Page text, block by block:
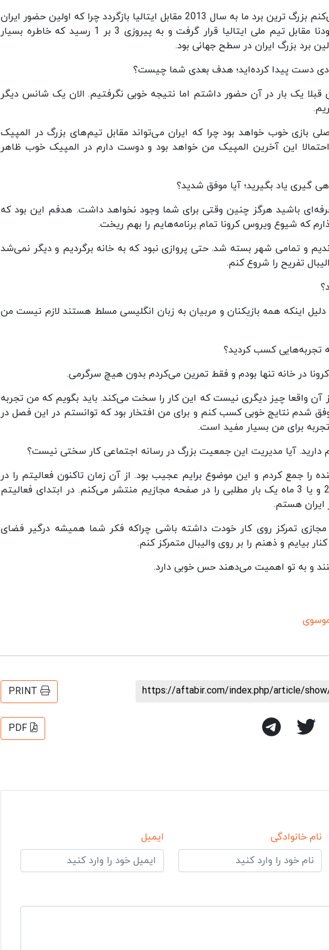
نام بردن تنها یک مورد سخت است. فکر می‌کنم بزرگ ترین برد ما به سال 2013 مقابل ایتالیا بازگردد چرا که اولین حضور ایران
در لیگ جهانی بود. فکر می‌کنم ایران در مودنا مقابل تیم ملی ایتالیا قرار گرفت و به پیروزی 3 بر 1 رسید که خاطره بسیار
برد بزرگ ایران در سطح جهانی بود.
یک بار در آن حضور داشتم اما نتیجه خوبی نگرفتیم. الان یک شانس دیگر
بازی خوب خواهد بود چرا که ایران می‌تواند مقابل تیم‌های بزرگ در المپیک
این آخرین المپیک من خواهد بود و دوست دارم در المپیک خوب ظاهر
گیری یاد بگیرید؛ آیا موفق شدید؟
باشید هرگز چنین وقتی برای شما وجود نخواهد داشت. هدفم این بود که
که شیوع ویروس کرونا تمام برنامه‌هایم را بهم ریخت.
و تمامی شهر بسته شد. حتی پروازی نبود که به خانه برگردیم و دیگر نمی‌شد
تفریح را شروع کنم.
اینکه همه بازیکنان و مربیان به زبان انگلیسی مسلط هستند لازم نیست من
تجربه‌هایی کسب کردید؟
در خانه تنها بودم و فقط تمرین می‌کردم بدون هیچ سرگرمی.
آن واقعا چیز دیگری نیست که این کار را سخت می‌کند. باید بگویم که من تجربه
شدم نتایج خوبی کسب کنم و برای من افتخار بود که توانستم در این فصل در
برای من بسیار مفید است.
دارید. آیا مدیریت این جمعیت بزرگ در رسانه اجتماعی کار سختی نیست؟
دنبال کننده را جمع کردم و این موضوع برایم عجیب بود. از آن زمان تاکنون فعالیتم را در
فضای مجازی کم کردم و اکنون تقریبا هر 2 و یا 3 ماه یک بار مطلبی را در صفحه مجازیم منتشر می‌کنم. در ابتدای فعالیتم
ایران هستم.
تمرکز روی کار خودت داشته باشی چراکه فکر شما همیشه درگیر فضای
بیایم و ذهنم را بر روی والیبال متمرکز کنم.
و به تو اهمیت می‌دهند حس خوبی دارد.
https://aftabir.com/index.php/article/
PRINT
PDF
نام خانوادگی ایمیل